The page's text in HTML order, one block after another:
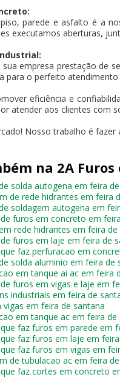
parede e asfalto é a
executamos aberturas,
empresa prestação de
para o perfeito
eficiência e
atender aos clientes com
Nosso trabalho é fazer
na 2A
solda autogena em feira
de rede hidrantes em feira
soldagem autogena em
furos em concreto em
rede hidrantes em feira de
furos em laje em feira de
faz perfuracao em
solda aluminio em feira de
em tanque ai ac em feira
furos em vigas e laje em
industriais em feira de
vigas em feira de santana
em tanque ac em feira de
faz furos em parede em
faz furos em laje em
faz furos em vigas em
de tubulacao ac em feira
faz cortes em concreto